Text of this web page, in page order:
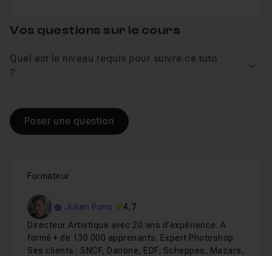
Formateur
Julien Pons
4,7
Directeur Artistique avec 20 ans d’expérience. A
formé + de 130 000 apprenants. Expert Photoshop.
Ses clients : SNCF, Danone, EDF, Scheppes, Mazars,
Vos questions sur le cours
Quel est le niveau requis pour suivre ce tuto
?
Poser une question